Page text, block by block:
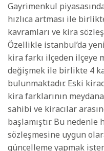
Gayrimenkul
hızlıca artması ile
kavramları ve kira
Özellikle istanbul’da
kira farkı ilçeden ilçeye
değişmek ile birlikte 4
bulunmaktadır. Eski
kira farklarının
sahibi ve kiracılar
başlamıştır. Bu
sözleşmesine uygun
güncelleme yapmak